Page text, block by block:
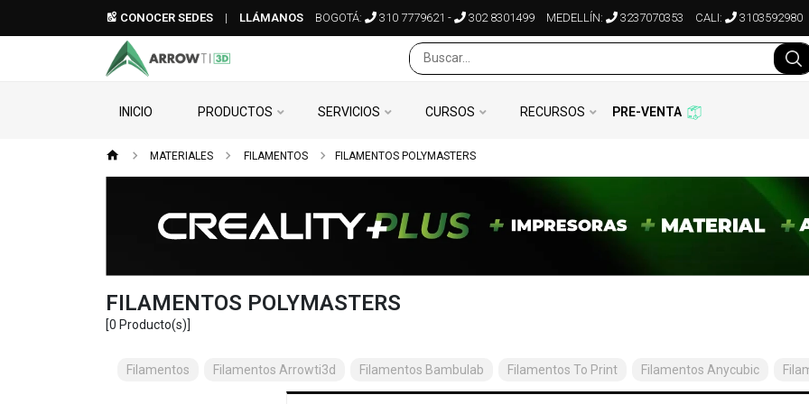
CONOCER SEDES | LLÁMANOS BOGOTÁ: 310 7779621 - 302 8301499 MEDELLÍN: 3237070353 CALI: 3103592980
INICIO PRODUCTOS SERVICIOS CURSOS RECURSOS PRE-VENTA
MATERIALES FILAMENTOS FILAMENTOS POLYMASTERS
FILAMENTOS POLYMASTERS
[0 Producto(s)]
Filamentos Filamentos Arrowti3d Filamentos Bambulab Filamentos To Print Filamentos Anycubic